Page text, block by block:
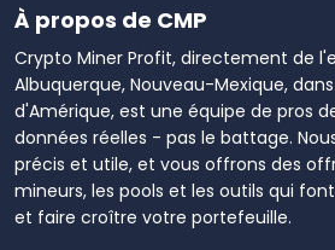
À propos de CMP
Crypto Miner Profit, directement de
Albuquerque, Nouveau-Mexique,
d'Amérique, est une équipe de pros
données réelles - pas le battage.
précis et utile, et vous offrons des
mineurs, les pools et les outils qui
et faire croître votre portefeuille.